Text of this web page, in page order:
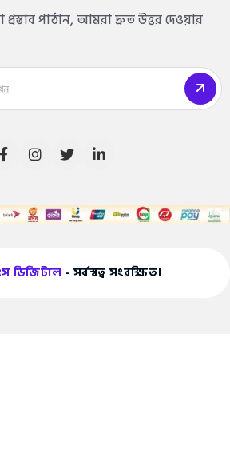
পাঠান, আমরা দ্রুত উত্তর দেওয়ার
ডিজিটাল - সর্বস্বত্ব সংরক্ষিত।